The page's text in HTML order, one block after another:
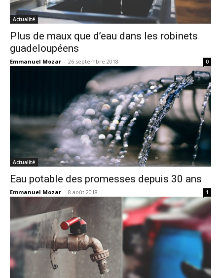
Actualité
Plus de maux que d’eau dans les robinets
guadeloupéens
Emmanuel Mozar - 26 septembre 2018 0
Actualité
Eau potable des promesses depuis 30 ans
Emmanuel Mozar - 8 août 2018 1